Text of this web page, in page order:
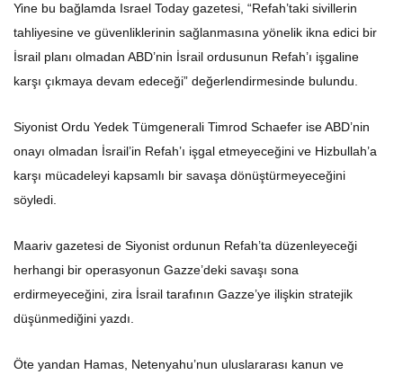
Yine bu bağlamda Israel Today gazetesi, “Refah’taki sivillerin
tahliyesine ve güvenliklerinin sağlanmasına yönelik ikna edici bir
İsrail planı olmadan ABD’nin İsrail ordusunun Refah’ı işgaline
karşı çıkmaya devam edeceği” değerlendirmesinde bulundu.
Siyonist Ordu Yedek Tümgenerali Timrod Schaefer ise ABD’nin
onayı olmadan İsrail’in Refah’ı işgal etmeyeceğini ve Hizbullah’a
karşı mücadeleyi kapsamlı bir savaşa dönüştürmeyeceğini
söyledi.
Maariv gazetesi de Siyonist ordunun Refah’ta düzenleyeceği
herhangi bir operasyonun Gazze’deki savaşı sona
erdirmeyeceğini, zira İsrail tarafının Gazze’ye ilişkin stratejik
düşünmediğini yazdı.
Öte yandan Hamas, Netenyahu’nun uluslararası kanun ve